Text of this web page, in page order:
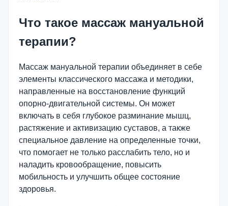
Что такое массаж мануальной
терапии?
Массаж мануальной терапии объединяет в себе
элементы классического массажа и методики,
направленные на восстановление функций
опорно-двигательной системы. Он может
включать в себя глубокое разминание мышц,
растяжение и активизацию суставов, а также
специальное давление на определенные точки,
что помогает не только расслабить тело, но и
наладить кровообращение, повысить
мобильность и улучшить общее состояние
здоровья.